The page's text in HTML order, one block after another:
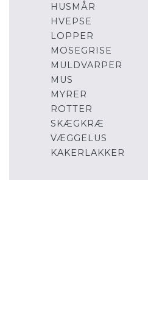
HUSMÅR
HVEPSE
LOPPER
MOSEGRISE
MULDVARPER
MUS
MYRER
ROTTER
SKÆGKRÆ
VÆGGELUS
KAKERLAKKER